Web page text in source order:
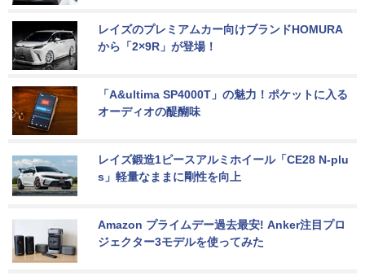
レイズのプレミアムカー向けブランドHOMURA
から「2×9R」が登場！
「A&ultima SP4000T」の魅力！ポケットに入る
オーディオの醍醐味
レイズ鍛造1ピースアルミホイール「CE28 N-plu
s」軽量なままに剛性を向上
Amazon プライムデー過去最安! Anker注目プロ
ジェクター3モデルを使ってみた